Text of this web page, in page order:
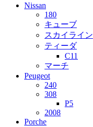
Nissan
180
キューブ
スカイライン
ティーダ
C11
マーチ
Peugeot
240
308
P5
2008
Porche